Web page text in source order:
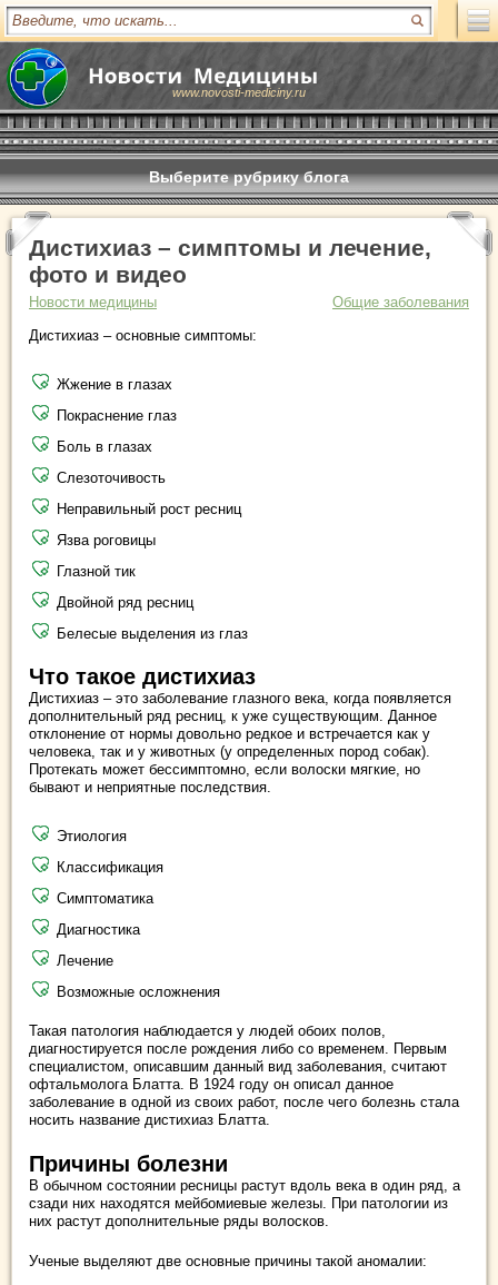
www.novosti-mediciny.ru
Выберите рубрику блога
Дистихиаз – симптомы и лечение,
фото и видео
Новости медицины
Общие заболевания
Дистихиаз – основные симптомы:
Жжение в глазах
Покраснение глаз
Боль в глазах
Слезоточивость
Неправильный рост ресниц
Язва роговицы
Глазной тик
Двойной ряд ресниц
Белесые выделения из глаз
Что такое дистихиаз
Дистихиаз – это заболевание глазного века, когда появляется
дополнительный ряд ресниц, к уже существующим. Данное
отклонение от нормы довольно редкое и встречается как у
человека, так и у животных (у определенных пород собак).
Протекать может бессимптомно, если волоски мягкие, но
бывают и неприятные последствия.
Этиология
Классификация
Симптоматика
Диагностика
Лечение
Возможные осложнения
Такая патология наблюдается у людей обоих полов,
диагностируется после рождения либо со временем. Первым
специалистом, описавшим данный вид заболевания, считают
офтальмолога Блатта. В 1924 году он описал данное
заболевание в одной из своих работ, после чего болезнь стала
носить название дистихиаз Блатта.
Причины болезни
В обычном состоянии ресницы растут вдоль века в один ряд, а
сзади них находятся мейбомиевые железы. При патологии из
них растут дополнительные ряды волосков.
Ученые выделяют две основные причины такой аномалии: